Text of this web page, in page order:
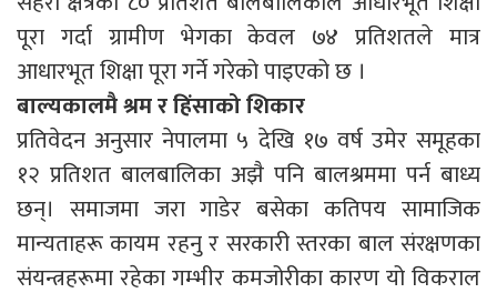
पूरा गर्दा ग्रामीण भेगका केवल ७४ प्रतिशतले मात्र
आधारभूत शिक्षा पूरा गर्ने गरेको पाइएको छ ।
बाल्यकालमै श्रम र हिंसाको शिकार
प्रतिवेदन अनुसार नेपालमा ५ देखि १७ वर्ष उमेर समूहका
१२ प्रतिशत बालबालिका अझै पनि बालश्रममा पर्न बाध्य
छन्। समाजमा जरा गाडेर बसेका कतिपय सामाजिक
मान्यताहरू कायम रहनु र सरकारी स्तरका बाल संरक्षणका
संयन्त्रहरूमा रहेका गम्भीर कमजोरीका कारण यो विकराल